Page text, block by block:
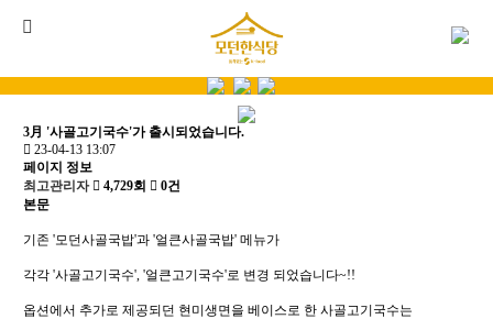
3月 '사골고기국수'가 출시되었습니다.
23-04-13 13:07
페이지 정보
최고관리자
4,729회
0건
본문
기존 '모던사골국밥'과 '얼큰사골국밥' 메뉴가
각각 '사골고기국수', '얼큰고기국수'로 변경 되었습니다~!!
옵션에서 추가로 제공되던 현미생면을 베이스로 한 사골고기국수는